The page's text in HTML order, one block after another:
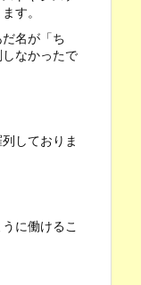
す。
名が「ち
なかったで
しておりま
に働けるこ